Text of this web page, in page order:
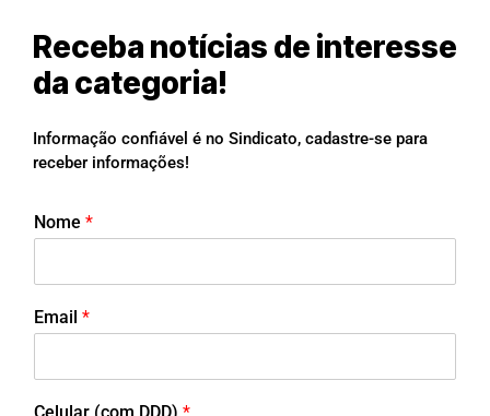
Receba notícias de interesse
da categoria!
Informação confiável é no Sindicato, cadastre-se para
receber informações!
Nome *
Email *